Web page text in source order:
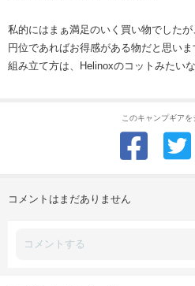
私的にはまぁ満足のいく買い物でした
円位であればお得感がある物だと思いま
組み立て方は、Helinoxのコットみたい
このキャンプギアを
コメントはまだありません